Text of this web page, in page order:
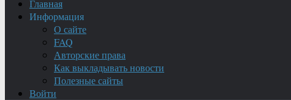
Главная
Информация
О сайте
FAQ
Авторские права
Как выкладывать новости
Полезные сайты
Войти